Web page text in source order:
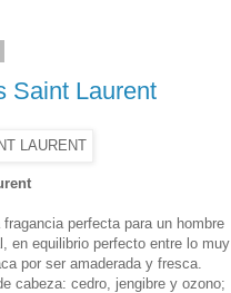
Saint Laurent
fragancia perfecta para un hombre
en equilibrio perfecto entre lo muy
por ser amaderada y fresca.
cabeza: cedro, jengibre y ozono;